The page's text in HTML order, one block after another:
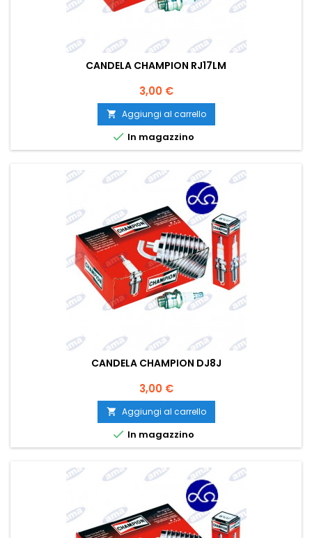
CANDELA CHAMPION RJ17LM
Prezzo
3,00 €
 Aggiungi al carrello
 In magazzino
CANDELA CHAMPION DJ8J
Prezzo
3,00 €
 Aggiungi al carrello
 In magazzino